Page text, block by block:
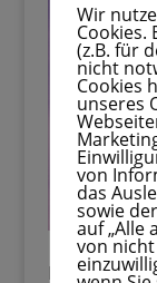
Rauhnächte
Wir
Cookies.
(z.B. für
nicht
Cookies
unseres
von
das
sowie
auf „Alle
von